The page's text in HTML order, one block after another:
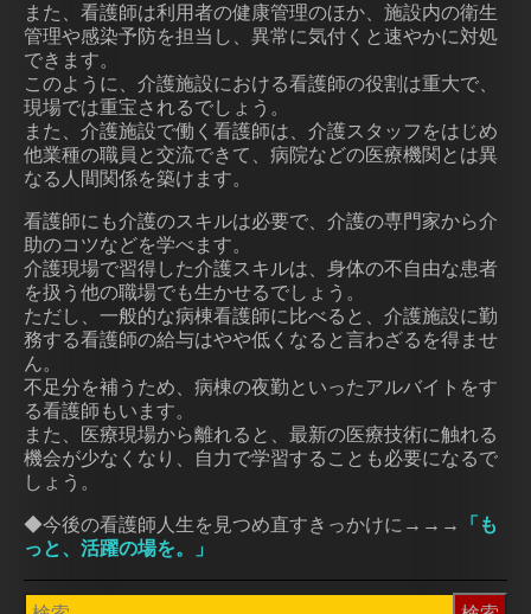
また、看護師は利用者の健康管理のほか、施設内の衛生
管理や感染予防を担当し、異常に気付くと速やかに対処
できます。
このように、介護施設における看護師の役割は重大で、
現場では重宝されるでしょう。
また、介護施設で働く看護師は、介護スタッフをはじめ
他業種の職員と交流できて、病院などの医療機関とは異
なる人間関係を築けます。
看護師にも介護のスキルは必要で、介護の専門家から介
助のコツなどを学べます。
介護現場で習得した介護スキルは、身体の不自由な患者
を扱う他の職場でも生かせるでしょう。
ただし、一般的な病棟看護師に比べると、介護施設に勤
務する看護師の給与はやや低くなると言わざるを得ませ
ん。
不足分を補うため、病棟の夜勤といったアルバイトをす
る看護師もいます。
また、医療現場から離れると、最新の医療技術に触れる
機会が少なくなり、自力で学習することも必要になるで
しょう。
◆今後の看護師人生を見つめ直すきっかけに→→→ 「 も
っと、活躍の場を。
」
検